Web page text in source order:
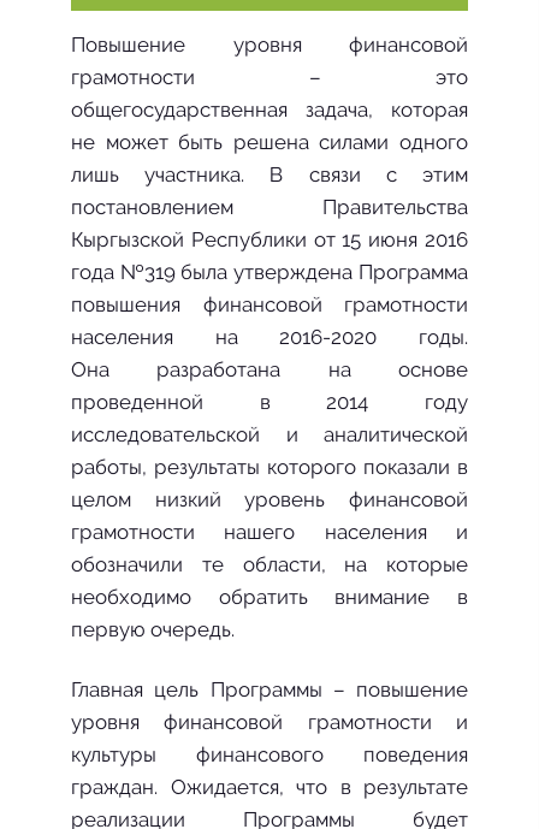
Повышение уровня финансовой
грамотности – это
общегосударственная задача, которая
не может быть решена силами одного
лишь участника. В связи с этим
постановлением Правительства
Кыргызской Республики от 15 июня 2016
года №319 была утверждена Программа
повышения финансовой грамотности
населения на 2016-2020 годы.
Она разработана на основе
проведенной в 2014 году
исследовательской и аналитической
работы, результаты которого показали в
целом низкий уровень финансовой
грамотности нашего населения и
обозначили те области, на которые
необходимо обратить внимание в
первую очередь.
Главная цель Программы – повышение
уровня финансовой грамотности и
культуры финансового поведения
граждан. Ожидается, что в результате
реализации Программы будет